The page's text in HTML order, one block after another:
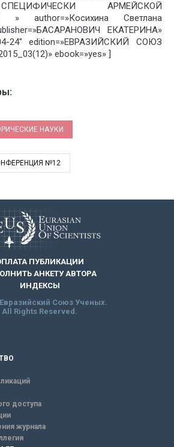
АРМЕЙСКОЙ
» author=»Косихина Светлана
ЕКАТЕРИНА»
04-24″ edition=»ЕВРАЗИЙСКИЙ СОЮЗ
ebook=»yes» ]
НАУКИ
№12
ПУБЛИКАЦИИ
АНКЕТУ АВТОРА
ИНДЕКСЫ
Союз Ученых.
All Rights Reserved.
доступа
журнала